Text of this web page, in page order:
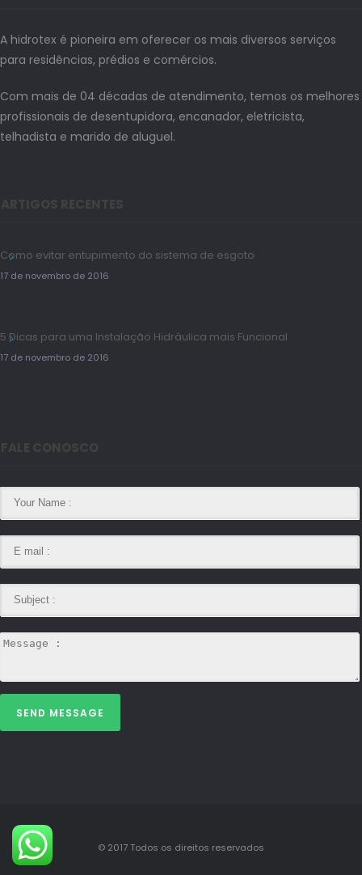
A hidrotex é pioneira em oferecer os mais diversos serviços
para residências, prédios e comércios.
Com mais de 04 décadas de atendimento, temos os melhores
profissionais de desentupidora, encanador, eletricista,
telhadista e marido de aluguel.
Como evitar entupimento do sistema de esgoto
17 de novembro de 2016
5 Dicas para uma Instalação Hidráulica mais Funcional
17 de novembro de 2016
SEND MESSAGE
© 2017 Todos os direitos reservados